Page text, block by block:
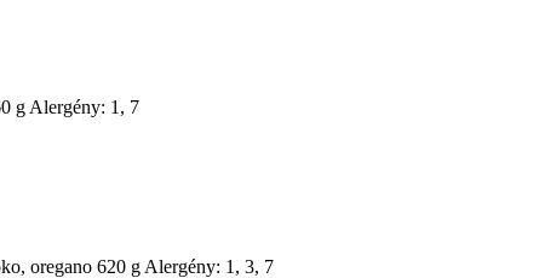
g Alergény: 1, 7
oregano 620 g Alergény: 1, 3, 7